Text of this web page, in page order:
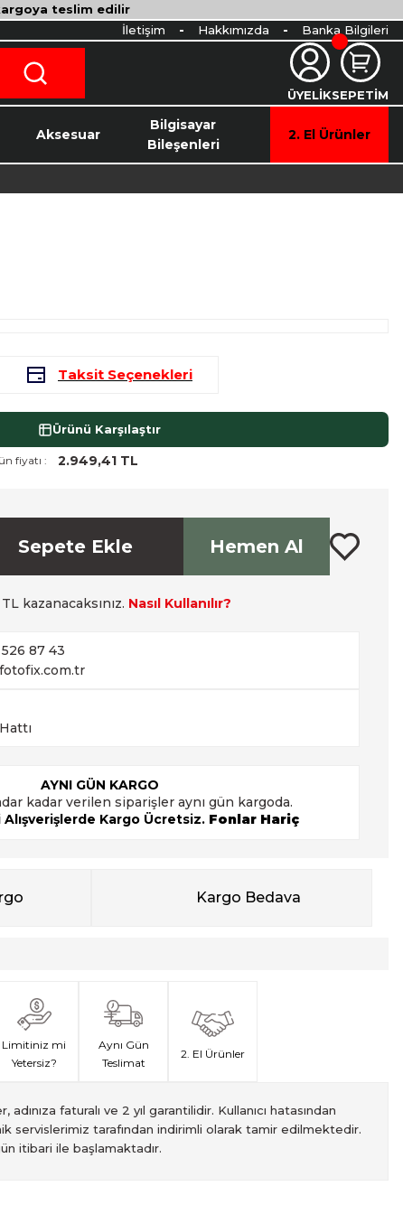
teslim edilir
İletişim Hakkımızda Banka Bilgileri
ÜYELİKSEPETİM
Aksesuar
Bilgisayar
Bileşenleri
2. El Ürünler
Taksit Seçenekleri
Ürünü Karşılaştır
fiyatı : 2.949,41 TL
Sepete Ekle Hemen Al
TL kazanacaksınız. Nasıl Kullanılır?
87 43
AYNI GÜN KARGO
kadar verilen siparişler aynı gün kargoda.
Kargo Ücretsiz. Fonlar Hariç
Kargo Bedava
Limitiniz mi
Yetersiz?
Aynı Gün
Teslimat
2. El Ürünler
adınıza faturalı ve 2 yıl garantilidir. Kullanıcı hatasından
servislerimiz tarafından indirimli olarak tamir edilmektedir.
itibari ile başlamaktadır.